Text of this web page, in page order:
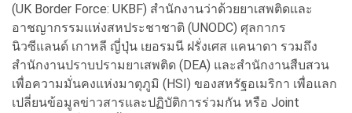
(UK Border Force: UKBF) สำนักงานว่าด้วยยาเสพติดและ
อาชญากรรมแห่งสหประชาชาติ (UNODC) ศุลกากร
นิวซีแลนด์ เกาหลี ญี่ปุ่น เยอรมนี ฝรั่งเศส แคนาดา รวมถึง
สำนักงานปราบปรามยาเสพติด (DEA) และสำนักงานสืบสวน
เพื่อความมั่นคงแห่งมาตุภูมิ (HSI) ของสหรัฐอเมริกา เพื่อแลก
เปลี่ยนข้อมูลข่าวสารและปฏิบัติการร่วมกัน หรือ Joint